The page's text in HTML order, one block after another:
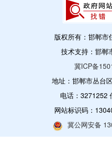
版权所有：邯郸市
技术支持：邯郸
冀ICP备
地址：邯郸市丛台
电话：3271252
网站标识码：
冀公网安备